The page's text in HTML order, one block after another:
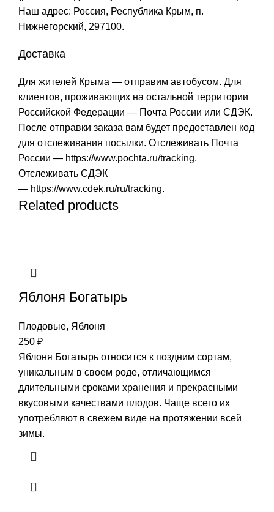
Наш адрес: Россия, Республика Крым, п.
Нижнегорский, 297100.
Доставка
Для жителей Крыма — отправим автобусом. Для
клиентов, проживающих на остальной территории
Российской Федерации — Почта России или СДЭК.
После отправки заказа вам будет предоставлен код
для отслеживания посылки. Отслеживать Почта
России — https://www.pochta.ru/tracking.
Отслеживать СДЭК
— https://www.cdek.ru/ru/tracking.
Related products
Яблоня Богатырь
Плодовые, Яблоня
250 ₽
Яблоня Богатырь относится к поздним сортам,
уникальным в своем роде, отличающимся
длительными сроками хранения и прекрасными
вкусовыми качествами плодов. Чаще всего их
употребляют в свежем виде на протяжении всей
зимы.